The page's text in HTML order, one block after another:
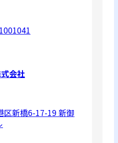
会社
区新橋6-17-19 新御